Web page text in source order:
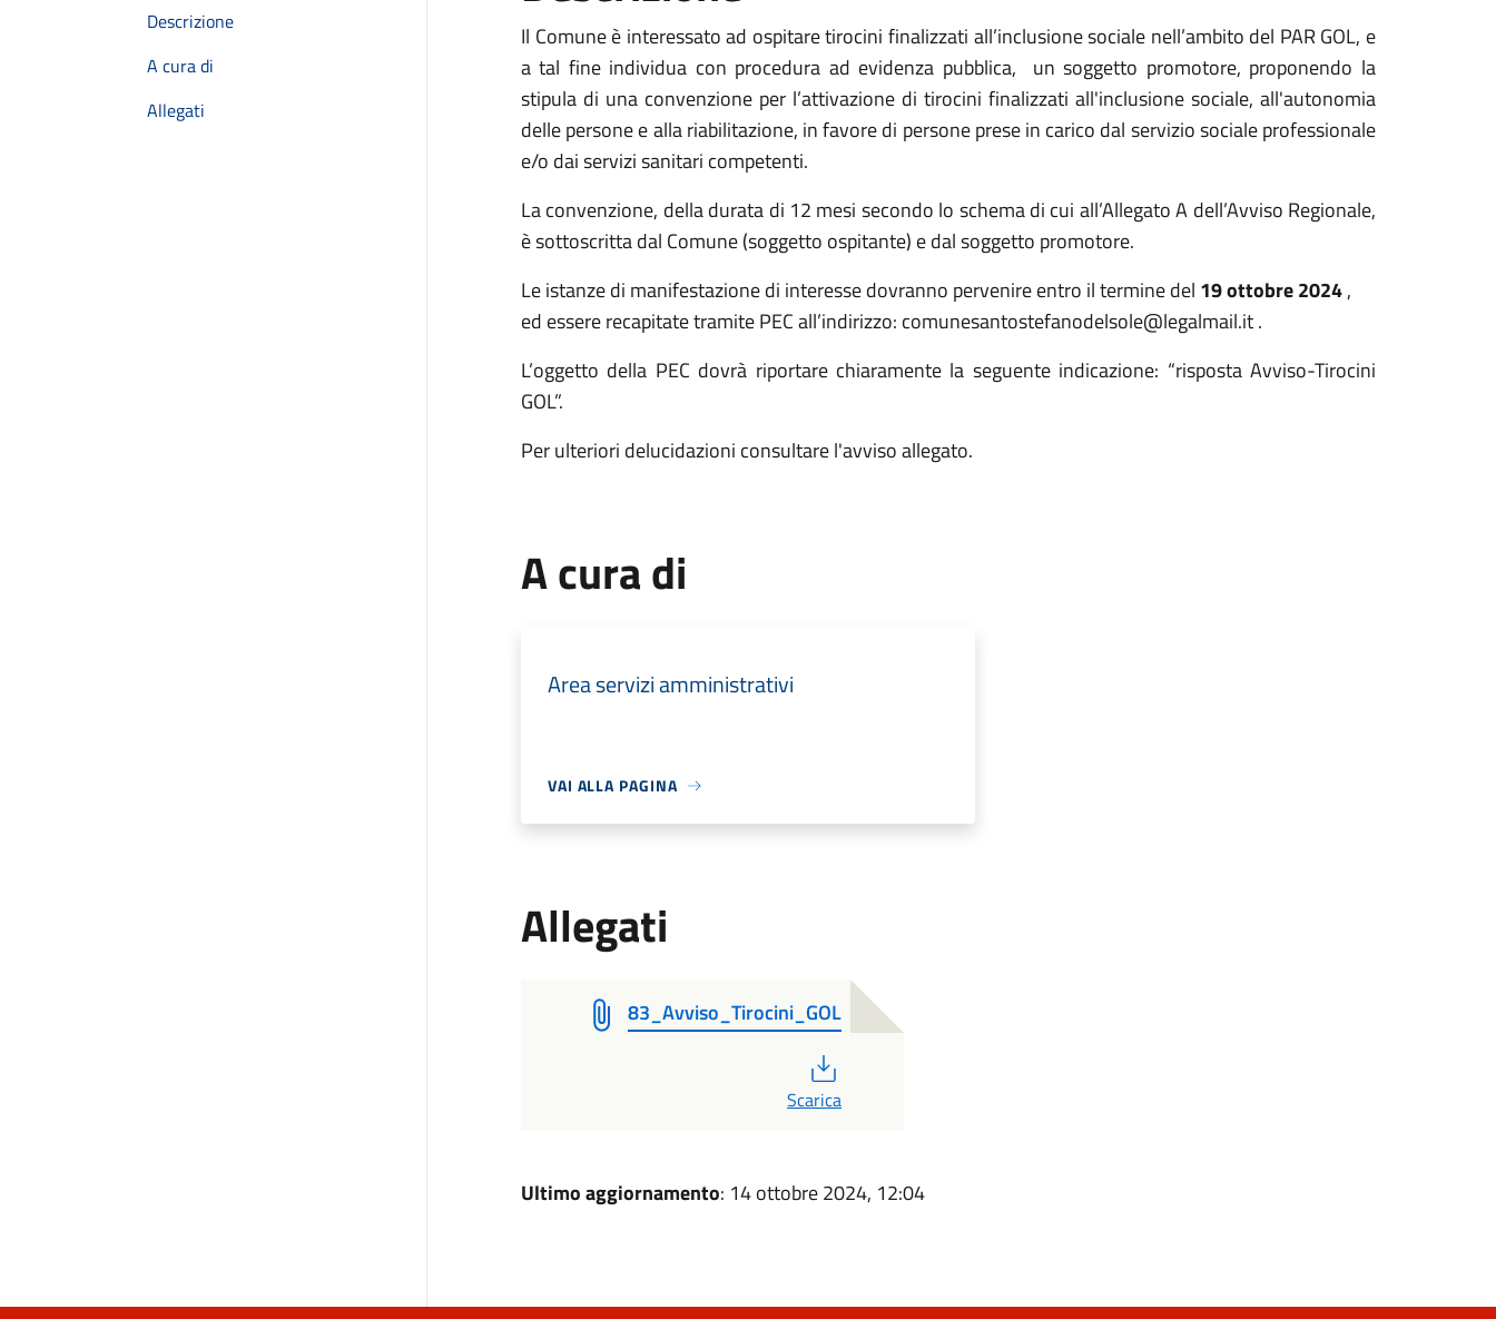
Descrizione
A cura di
Allegati
Il Comune è interessato ad ospitare tirocini finalizzati all’inclusione sociale nell’ambito del PAR GOL, e
a tal fine individua con procedura ad evidenza pubblica, un soggetto promotore, proponendo la
stipula di una convenzione per l’attivazione di tirocini finalizzati all'inclusione sociale, all'autonomia
delle persone e alla riabilitazione, in favore di persone prese in carico dal servizio sociale professionale
e/o dai servizi sanitari competenti.
La convenzione, della durata di 12 mesi secondo lo schema di cui all’Allegato A dell’Avviso Regionale,
è sottoscritta dal Comune (soggetto ospitante) e dal soggetto promotore.
Le istanze di manifestazione di interesse dovranno pervenire entro il termine del 19 ottobre 2024,
ed essere recapitate tramite PEC all’indirizzo: comunesantostefanodelsole@legalmail.it .
L’oggetto della PEC dovrà riportare chiaramente la seguente indicazione: “risposta Avviso-Tirocini
GOL”.
Per ulteriori delucidazioni consultare l'avviso allegato.
A cura di
Area servizi amministrativi
VAI ALLA PAGINA
Allegati
83_Avviso_Tirocini_GOL
Scarica
Ultimo aggiornamento: 14 ottobre 2024, 12:04